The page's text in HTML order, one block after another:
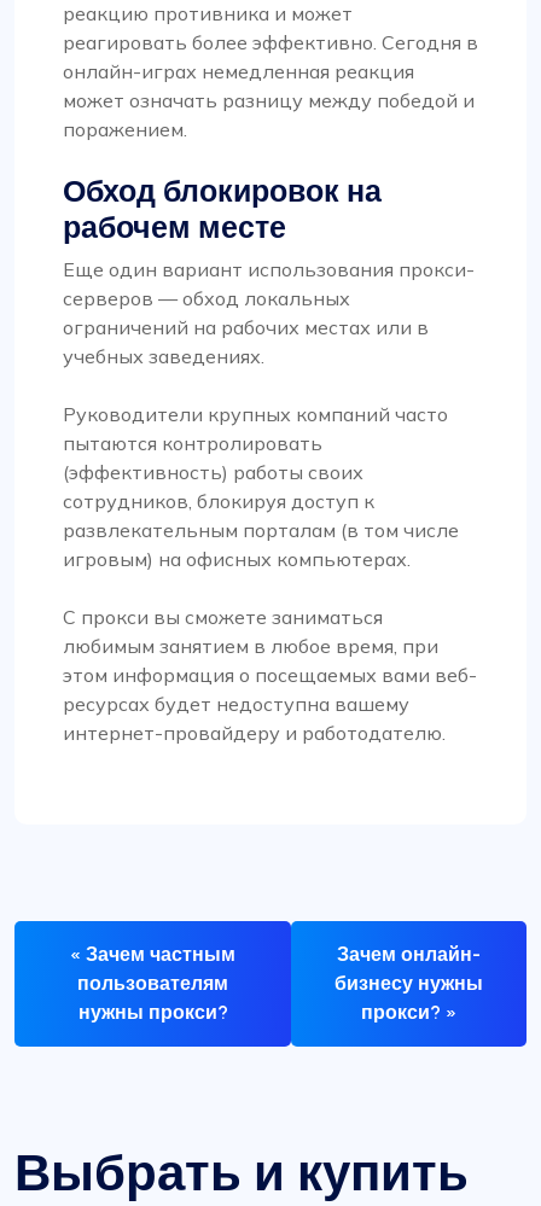
реакцию противника и может
реагировать более эффективно. Сегодня в
онлайн-играх немедленная реакция
может означать разницу между победой и
поражением.
Обход блокировок на
рабочем месте
Еще один вариант использования прокси-
серверов — обход локальных
ограничений на рабочих местах или в
учебных заведениях.
Руководители крупных компаний часто
пытаются контролировать
(эффективность) работы своих
сотрудников, блокируя доступ к
развлекательным порталам (в том числе
игровым) на офисных компьютерах.
С прокси вы сможете заниматься
любимым занятием в любое время, при
этом информация о посещаемых вами веб-
ресурсах будет недоступна вашему
интернет-провайдеру и работодателю.
« Зачем частным
пользователям
нужны прокси?
Зачем онлайн-
бизнесу нужны
прокси? »
Выбрать и купить